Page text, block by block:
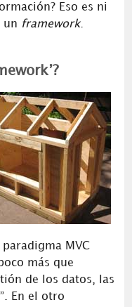
Eso es ni
un framework.
MVC
más que
de los datos, las
En el otro